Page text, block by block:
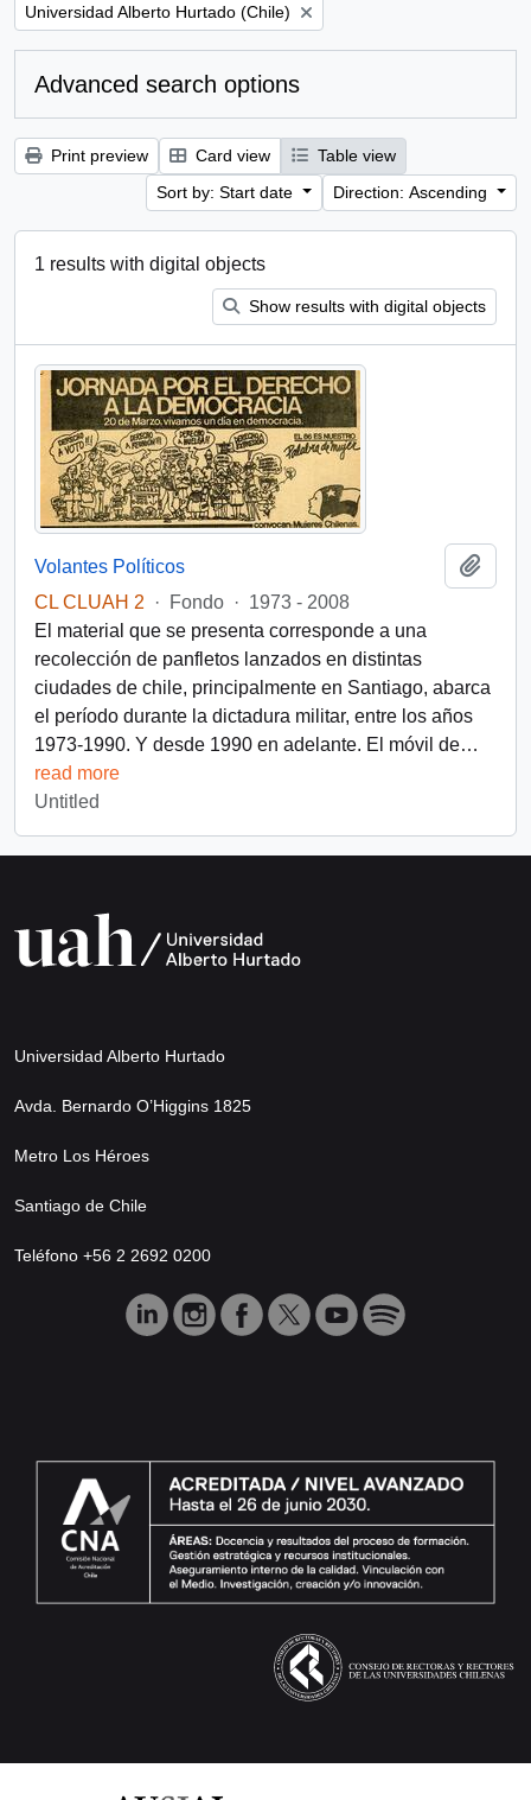
Remove filter:
Universidad Alberto Hurtado (Chile)
Advanced search options
Print preview Card view
Table view
Sort by: Start date
Direction: Ascending
1 results with digital objects
Show results with digital objects
Volantes Políticos
CL CLUAH 2
· Fondo · 1973 - 2008
El material que se presenta corresponde a una
recolección de panfletos lanzados en distintas
ciudades de chile, principalmente en Santiago, abarca
el período durante la dictadura militar, entre los años
1973-1990. Y desde 1990 en adelante. El móvil de…
read more
Untitled
Universidad Alberto Hurtado
Avda. Bernardo O’Higgins 1825
Metro Los Héroes
Santiago de Chile
Teléfono +56 2 2692 0200